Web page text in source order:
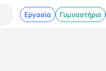
Εργασία Γυμναστήριο